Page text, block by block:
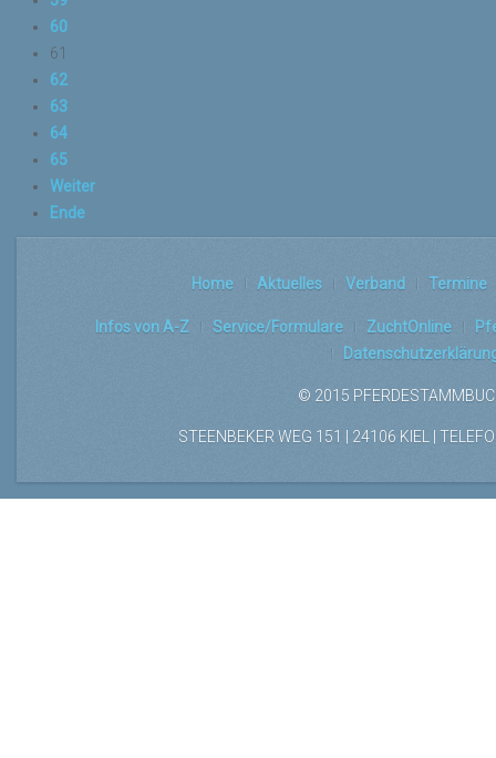
60
61
62
63
64
65
Weiter
Ende
Home Aktuelles Verband Termine
Infos von A-Z Service/Formulare ZuchtOnline
© 2015
STEENBEKER WEG 151 | 24106 KIEL |